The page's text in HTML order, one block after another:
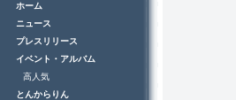
ホーム
ニュース
プレスリリース
イベント・アルバム
高人気
とんからりん